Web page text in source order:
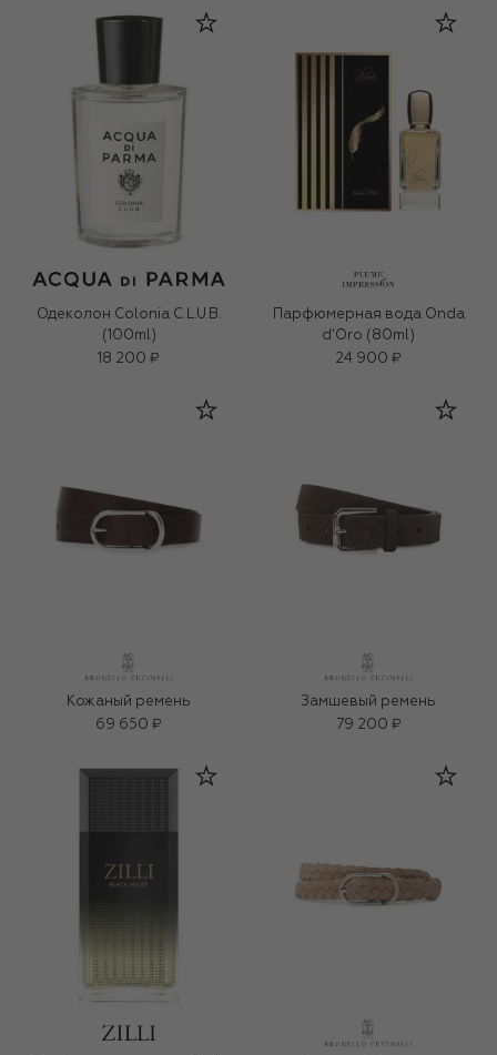
Одеколон Colonia C.L.U.B.
(100ml)
18 200 ₽
Парфюмерная вода Onda
d’Oro (80ml)
24 900 ₽
Кожаный ремень
69 650 ₽
Замшевый ремень
79 200 ₽